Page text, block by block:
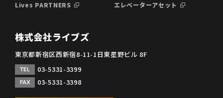
Lives PARTNERS
エレベーターアセット
株式会社ライブズ
東京都新宿区西新宿8-11-1日東星野ビル 8F
TEL 03-5331-3399
FAX 03-5331-3398